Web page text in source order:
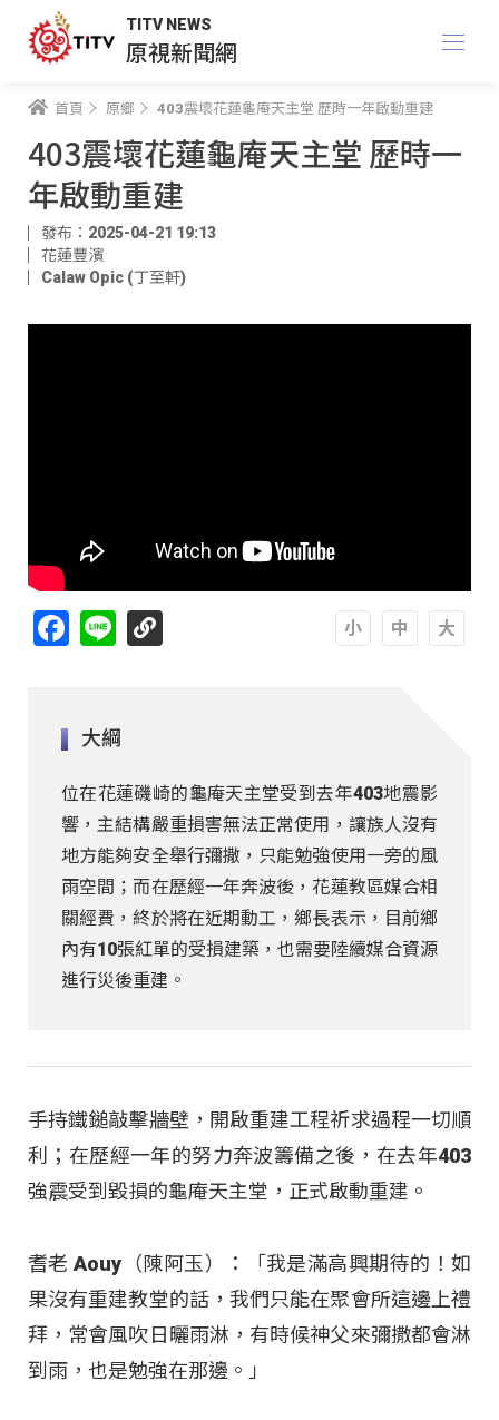
TITV NEWS
原視新聞網
首頁 原鄉 403震壞花蓮龜庵天主堂 歷時一年啟動重建
403震壞花蓮龜庵天主堂 歷時一
年啟動重建
發布：2025-04-21 19:13
花蓮豐濱
Calaw Opic (丁至軒)
Facebook
Line
大綱
位在花蓮磯崎的龜庵天主堂受到去年403地震影
響，主結構嚴重損害無法正常使用，讓族人沒有
地方能夠安全舉行彌撒，只能勉強使用一旁的風
雨空間；而在歷經一年奔波後，花蓮教區媒合相
關經費，終於將在近期動工，鄉長表示，目前鄉
內有10張紅單的受損建築，也需要陸續媒合資源
進行災後重建。
手持鐵鎚敲擊牆壁，開啟重建工程祈求過程一切順
利；在歷經一年的努力奔波籌備之後，在去年403
強震受到毀損的龜庵天主堂，正式啟動重建。
耆老 Aouy（陳阿玉）：「我是滿高興期待的！如
果沒有重建教堂的話，我們只能在聚會所這邊上禮
拜，常會風吹日曬雨淋，有時候神父來彌撒都會淋
到雨，也是勉強在那邊。」